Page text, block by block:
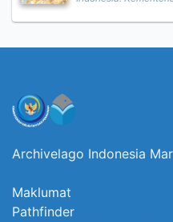
Archivelago Indonesia
Maklumat
Pathfinder